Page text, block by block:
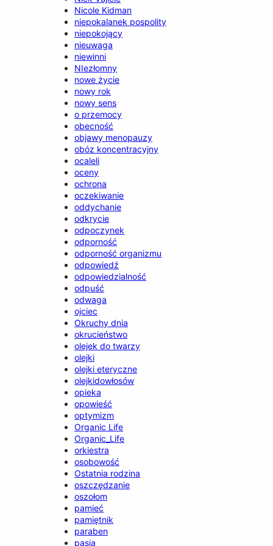
Nicole Kidman
niepokalanek pospolity
niepokojący
nieuwaga
niewinni
NIezłomny
nowe życie
nowy rok
nowy sens
o przemocy
obecność
objawy menopauzy
obóz koncentracyjny
ocaleli
oceny
ochrona
oczekiwanie
oddychanie
odkrycie
odpoczynek
odporność
odporność organizmu
odpowiedź
odpowiedzialność
odpuść
odwaga
ojciec
Okruchy dnia
okrucieństwo
olejek do twarzy
olejki
olejki eteryczne
olejkidowłosów
opieka
opowieść
optymizm
Organic Life
Organic_Life
orkiestra
osobowość
Ostatnia rodzina
oszczędzanie
oszołom
pamieć
pamiętnik
paraben
pasja